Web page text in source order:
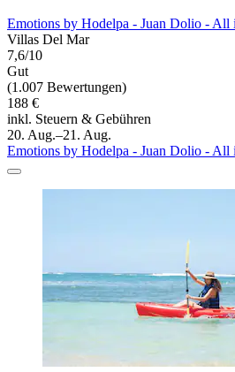
Emotions by Hodelpa - Juan Dolio - All
Villas Del Mar
7,6/10
Gut
(1.007 Bewertungen)
188 €
inkl. Steuern & Gebühren
20. Aug.–21. Aug.
Emotions by Hodelpa - Juan Dolio - All